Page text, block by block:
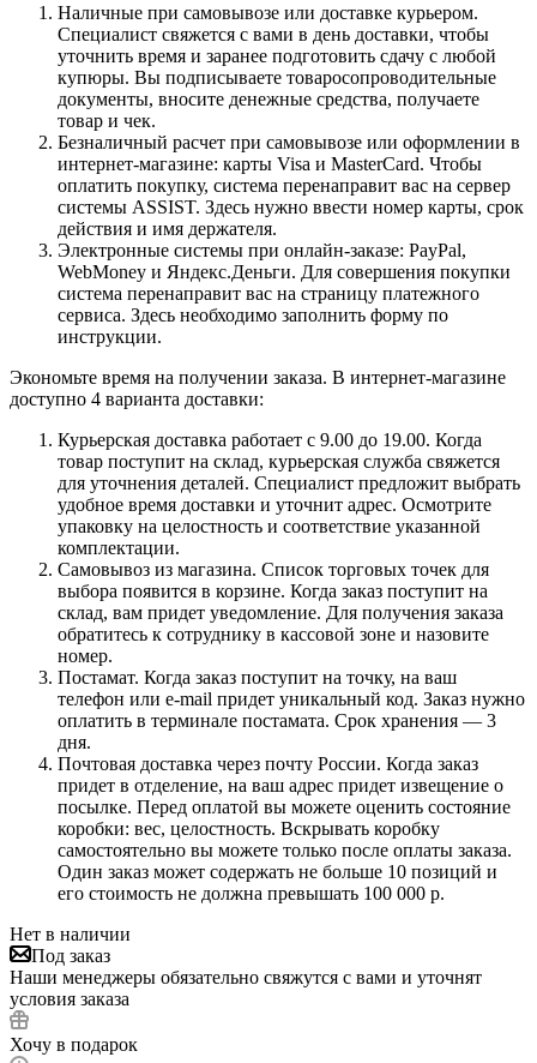
Наличные при самовывозе или доставке курьером.
Специалист свяжется с вами в день доставки, чтобы
уточнить время и заранее подготовить сдачу с любой
купюры. Вы подписываете товаросопроводительные
документы, вносите денежные средства, получаете
товар и чек.
Безналичный расчет при самовывозе или оформлении в
интернет-магазине: карты Visa и MasterCard. Чтобы
оплатить покупку, система перенаправит вас на сервер
системы ASSIST. Здесь нужно ввести номер карты, срок
действия и имя держателя.
Электронные системы при онлайн-заказе: PayPal,
WebMoney и Яндекс.Деньги. Для совершения покупки
система перенаправит вас на страницу платежного
сервиса. Здесь необходимо заполнить форму по
инструкции.
Экономьте время на получении заказа. В интернет-магазине
доступно 4 варианта доставки:
Курьерская доставка работает с 9.00 до 19.00. Когда
товар поступит на склад, курьерская служба свяжется
для уточнения деталей. Специалист предложит выбрать
удобное время доставки и уточнит адрес. Осмотрите
упаковку на целостность и соответствие указанной
комплектации.
Самовывоз из магазина. Список торговых точек для
выбора появится в корзине. Когда заказ поступит на
склад, вам придет уведомление. Для получения заказа
обратитесь к сотруднику в кассовой зоне и назовите
номер.
Постамат. Когда заказ поступит на точку, на ваш
телефон или e-mail придет уникальный код. Заказ нужно
оплатить в терминале постамата. Срок хранения — 3
дня.
Почтовая доставка через почту России. Когда заказ
придет в отделение, на ваш адрес придет извещение о
посылке. Перед оплатой вы можете оценить состояние
коробки: вес, целостность. Вскрывать коробку
самостоятельно вы можете только после оплаты заказа.
Один заказ может содержать не больше 10 позиций и
его стоимость не должна превышать 100 000 р.
Нет в наличии
Под заказ
Наши менеджеры обязательно свяжутся с вами и уточнят
условия заказа
Хочу в подарок